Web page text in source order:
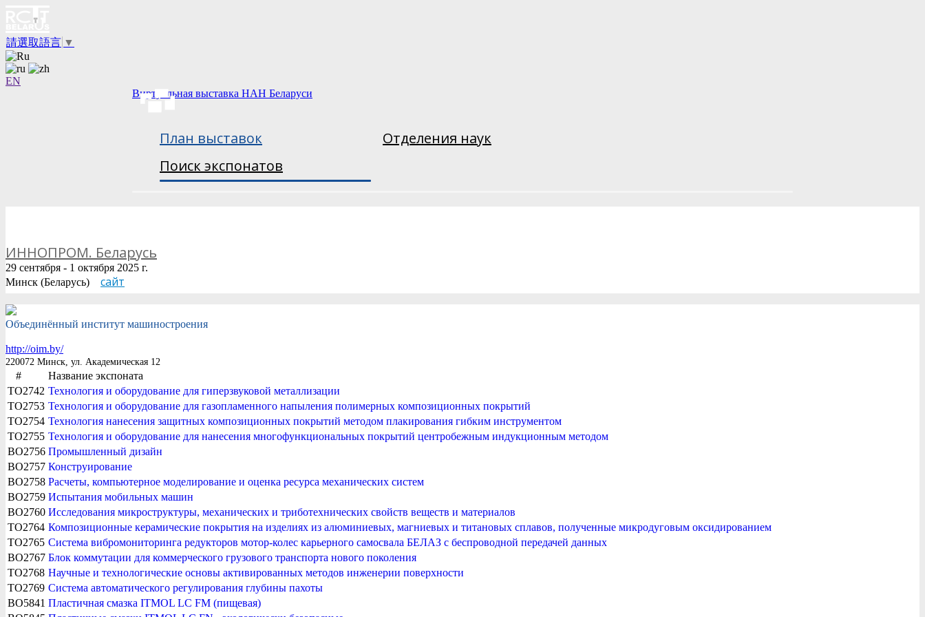
請選取語言 ▼
EN
Виртуальная выставка НАН Беларуси
План выставок
Отделения наук
Поиск экспонатов
ИННОПРОМ. Беларусь
29 сентября - 1 октября 2025 г.
Минск (Беларусь) сайт
Объединённый институт машиностроения
http://oim.by/
220072 Минск, ул. Академическая 12
#
Название экспоната
TO2742 Технология и оборудование для гиперзвуковой металлизации
TO2753 Технология и оборудование для газопламенного напыления полимерных композиционных покрытий
TO2754 Технология нанесения защитных композиционных покрытий методом плакирования гибким инструментом
TO2755 Технология и оборудование для нанесения многофункциональных покрытий центробежным индукционным методом
BO2756 Промышленный дизайн
BO2757 Конструирование
BO2758 Расчеты, компьютерное моделирование и оценка ресурса механических систем
BO2759 Испытания мобильных машин
BO2760 Исследования микроструктуры, механических и триботехнических свойств веществ и материалов
TO2764 Композиционные керамические покрытия на изделиях из алюминиевых, магниевых и титановых сплавов, полученные микродуговым оксидированием
TO2765 Система вибромониторинга редукторов мотор-колес карьерного самосвала БЕЛАЗ с беспроводной передачей данных
BO2767 Блок коммутации для коммерческого грузового транспорта нового поколения
TO2768 Научные и технологические основы активированных методов инженерии поверхности
TO2769 Система автоматического регулирования глубины пахоты
BO5841 Пластичная смазка ITMOL LC FM (пищевая)